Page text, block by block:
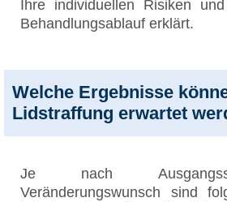
Ihre individuellen Risiken
Behandlungsablauf erklärt.
Welche Ergebnisse
Lidstraffung erwartet
Je nach
Veränderungswunsch sind